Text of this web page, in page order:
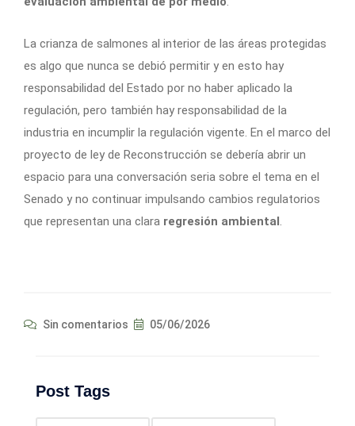
La crianza de salmones al interior de las áreas protegidas
es algo que nunca se debió permitir y en esto hay
responsabilidad del Estado por no haber aplicado la
regulación, pero también hay responsabilidad de la
industria en incumplir la regulación vigente. En el marco del
proyecto de ley de Reconstrucción se debería abrir un
espacio para una conversación seria sobre el tema en el
Senado y no continuar impulsando cambios regulatorios
que representan una clara regresión ambiental.
Sin comentarios 05/06/2026
Post Tags